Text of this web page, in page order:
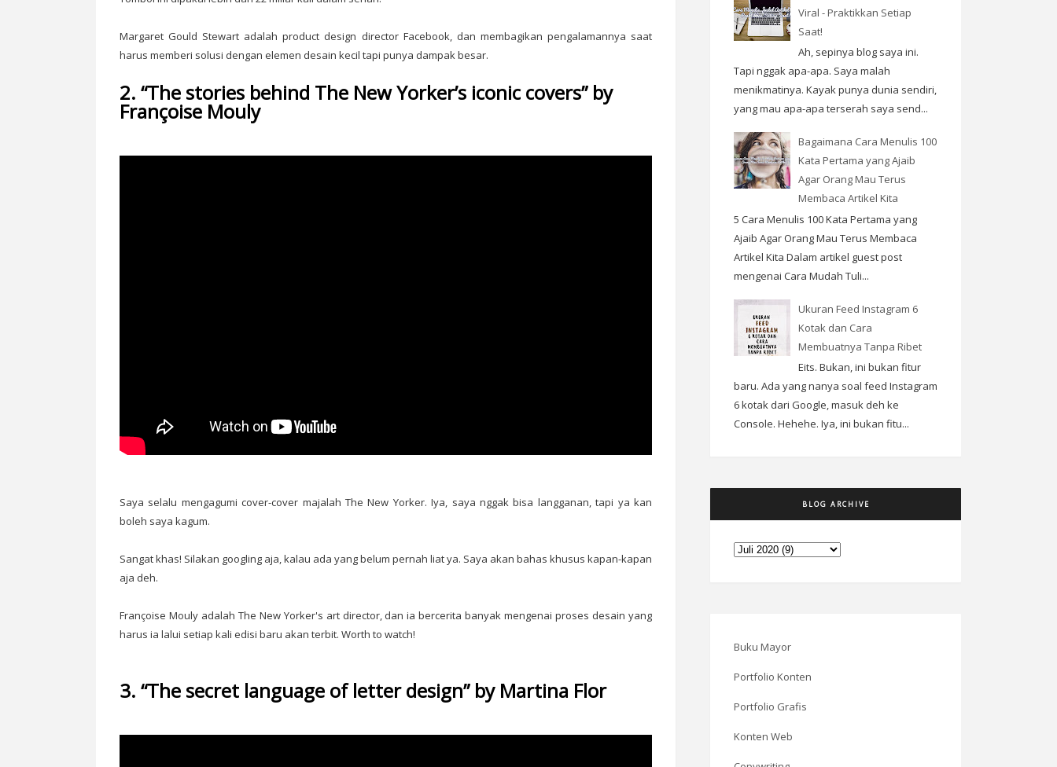
Margaret Gould Stewart adalah product design director Facebook, dan membagikan pengalamannya saat
harus memberi solusi dengan elemen desain kecil tapi punya dampak besar.
2. “The stories behind The New Yorker’s iconic covers” by
Françoise Mouly
Saya selalu mengagumi cover-cover majalah The New Yorker. Iya, saya nggak bisa langganan, tapi ya kan
boleh saya kagum.
Sangat khas! Silakan googling aja, kalau ada yang belum pernah liat ya. Saya akan bahas khusus kapan-kapan
aja deh.
Françoise Mouly adalah The New Yorker's art director, dan ia bercerita banyak mengenai proses desain yang
harus ia lalui setiap kali edisi baru akan terbit. Worth to watch!
3. “The secret language of letter design” by Martina Flor
Viral - Praktikkan Setiap
Saat!
Ah, sepinya blog saya ini.
Tapi nggak apa-apa. Saya malah
menikmatinya. Kayak punya dunia sendiri,
yang mau apa-apa terserah saya send...
Bagaimana Cara Menulis 100
Kata Pertama yang Ajaib
Agar Orang Mau Terus
Membaca Artikel Kita
5 Cara Menulis 100 Kata Pertama yang
Ajaib Agar Orang Mau Terus Membaca
Artikel Kita Dalam artikel guest post
mengenai Cara Mudah Tuli...
Ukuran Feed Instagram 6
Kotak dan Cara
Membuatnya Tanpa Ribet
Eits. Bukan, ini bukan fitur
baru. Ada yang nanya soal feed Instagram
6 kotak dari Google, masuk deh ke
Console. Hehehe. Iya, ini bukan fitu...
BLOG ARCHIVE
Buku Mayor
Portfolio Konten
Portfolio Grafis
Konten Web